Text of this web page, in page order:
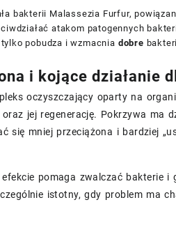
bakterii Malassezia Furfur,
atakom patogennych
pobudza i wzmacnia dobre
i kojące działanie
oczyszczający oparty na
jej regenerację. Pokrzywa ma
się mniej przeciążona i bardziej
pomaga zwalczać bakterie i
istotny, gdy problem ma